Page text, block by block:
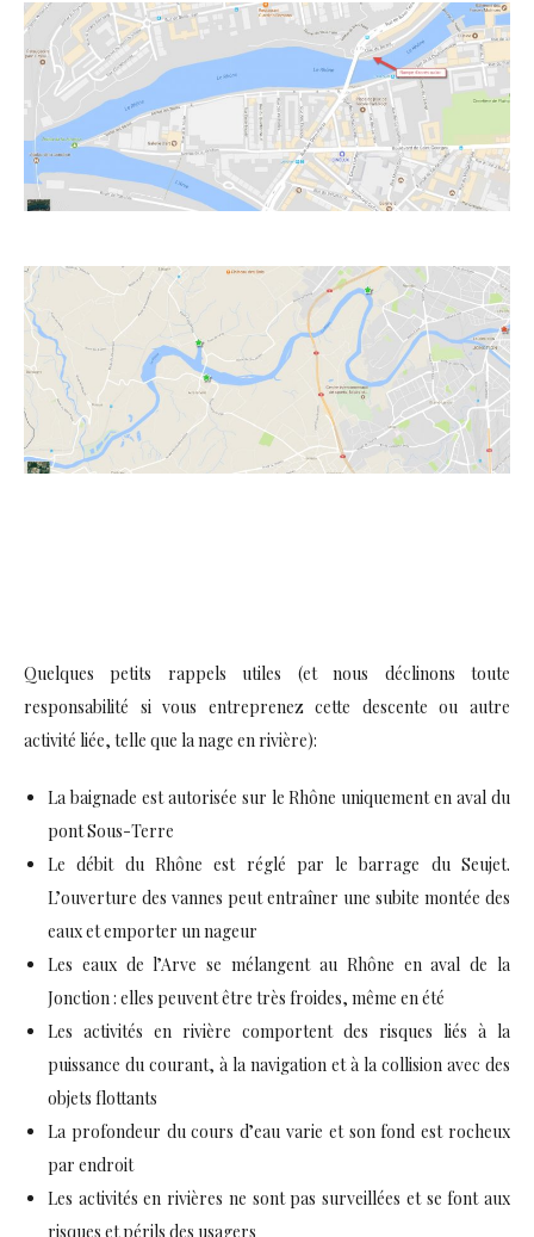
Quelques petits rappels utiles (et nous déclinons toute
responsabilité si vous entreprenez cette descente ou autre
activité liée, telle que la nage en rivière):
La baignade est autorisée sur le Rhône uniquement en aval du
pont Sous-Terre
Le débit du Rhône est réglé par le barrage du Seujet.
L’ouverture des vannes peut entraîner une subite montée des
eaux et emporter un nageur
Les eaux de l’Arve se mélangent au Rhône en aval de la
Jonction : elles peuvent être très froides, même en été
Les activités en rivière comportent des risques liés à la
puissance du courant, à la navigation et à la collision avec des
objets flottants
La profondeur du cours d’eau varie et son fond est rocheux
par endroit
Les activités en rivières ne sont pas surveillées et se font aux
risques et périls des usagers